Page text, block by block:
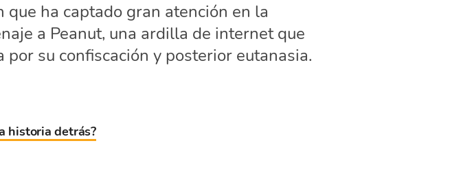
ha captado gran atención en la
a Peanut, una ardilla de internet que
su confiscación y posterior eutanasia.
historia detrás?